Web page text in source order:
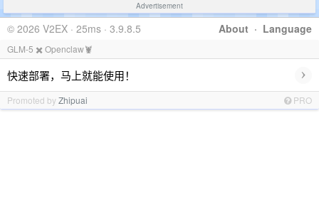
Advertisement
About · Language
© 2026 V2EX · 25ms · 3.9.8.5
GLM-5 ✖️ Openclaw🦞
快速部署，马上就能使用！ ›
Promoted byZhipuai PRO